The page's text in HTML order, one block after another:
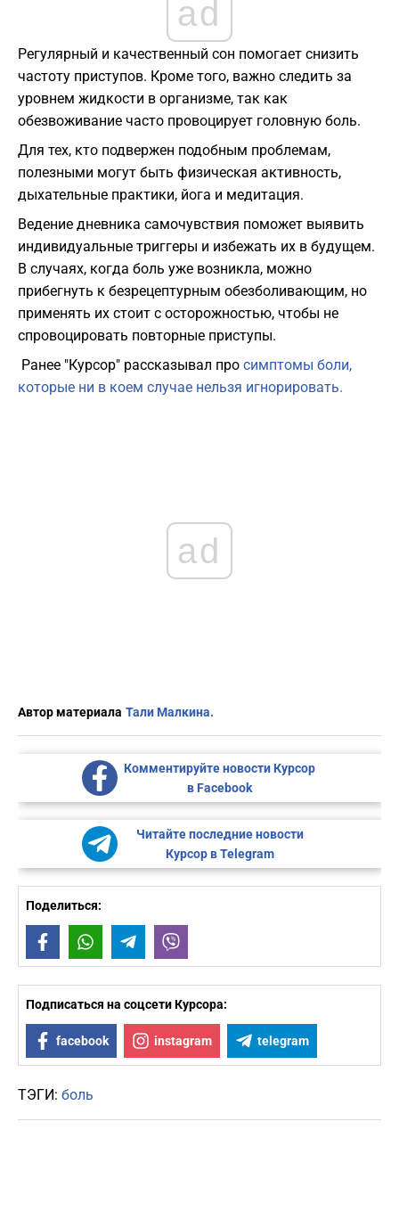
ad
Регулярный и качественный сон помогает снизить
частоту приступов. Кроме того, важно следить за
уровнем жидкости в организме, так как
обезвоживание часто провоцирует головную боль.
Для тех, кто подвержен подобным проблемам,
полезными могут быть физическая активность,
дыхательные практики, йога и медитация.
Ведение дневника самочувствия поможет выявить
индивидуальные триггеры и избежать их в будущем.
В случаях, когда боль уже возникла, можно
прибегнуть к безрецептурным обезболивающим, но
применять их стоит с осторожностью, чтобы не
спровоцировать повторные приступы.
Ранее "Курсор" рассказывал про симптомы боли,
которые ни в коем случае нельзя игнорировать.
ad
Автор материала Тали Малкина.
Комментируйте новости Курсор
в Facebook
Читайте последние новости
Курсор в Telegram
Поделиться:
FacebookWhatsAppTelegram
Подписаться на соцсети Курсора:
facebook instagram telegram
ТЭГИ: боль